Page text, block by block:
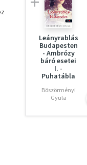
Leányrablás
Budapesten
- Ambrózy
báró esetei
I. -
Puhatábla
Böszörményi
Gyula